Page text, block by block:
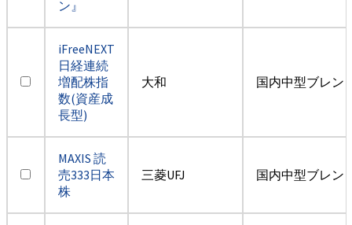
ン』
iFreeNEXT
日経連続
増配株指
数(資産成
長型)
大和 国内中型ブレン
MAXIS 読
売333日本
株
三菱UFJ 国内中型ブレン